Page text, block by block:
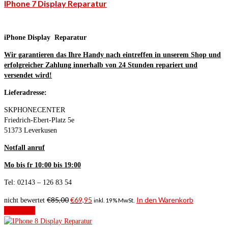
IPhone 7 Display Reparatur
iPhone Display Reparatur
Wir garantieren das Ihre Handy nach eintreffen in unserem Shop und
erfolgreicher Zahlung innerhalb von 24 Stunden repariert und
versendet wird!
Lieferadresse:
SKPHONECENTER
Friedrich-Ebert-Platz 5e
51373 Leverkusen
Notfall anruf
Mo bis fr 10:00 bis 19:00
Tel: 02143 – 126 83 54
nicht bewertet €85,00€69,95 inkl. 19% MwSt. In den Warenkorb